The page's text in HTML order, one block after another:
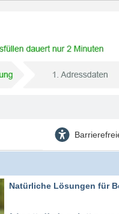
Natürliche Lösungen für